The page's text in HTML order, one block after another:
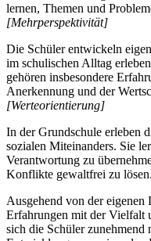
lernen, Themen und
[Mehrperspektivität]
Die Schüler entwickeln
im schulischen Alltag
gehören insbesondere
Anerkennung und der
[Werteorientierung]
In der Grundschule erleben
sozialen Miteinanders. Sie
Verantwortung zu
Konflikte gewaltfrei zu lösen.
Ausgehend von der
Erfahrungen mit der Vielfalt
sich die Schüler